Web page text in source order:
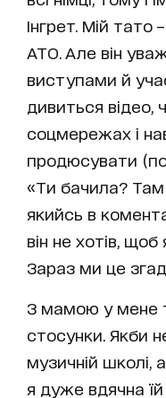
Інгрет. Мій тато
АТО. Але він
виступами й
дивиться відео,
соцмережах і
продюсувати
«Ти бачила?
якийсь в
він не хотів,
Зараз ми це
З мамою у мене
стосунки. Якби
музичній школі,
я дуже вдячна їй